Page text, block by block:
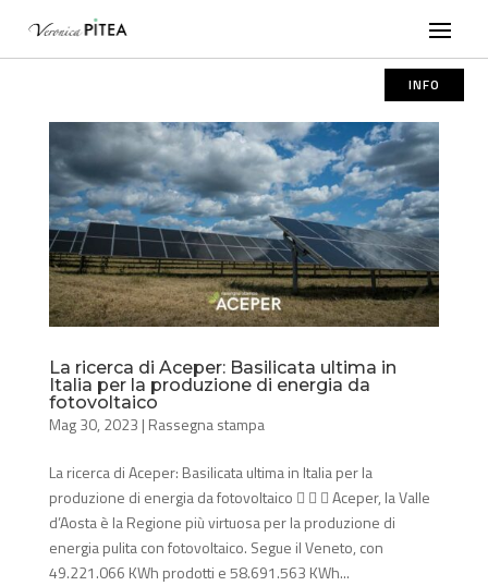
INFO
La ricerca di Aceper: Basilicata ultima in
Italia per la produzione di energia da
fotovoltaico
Mag 30, 2023 | Rassegna stampa
La ricerca di Aceper: Basilicata ultima in Italia per la
produzione di energia da fotovoltaico    Aceper, la Valle
d’Aosta è la Regione più virtuosa per la produzione di
energia pulita con fotovoltaico. Segue il Veneto, con
49.221.066 KWh prodotti e 58.691.563 KWh...